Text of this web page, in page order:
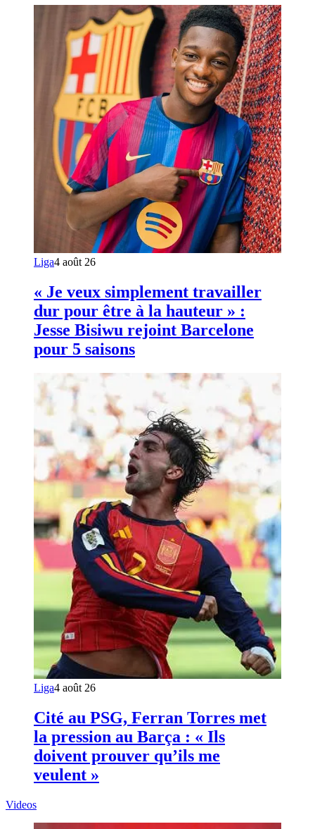
Liga4 août 26
« Je veux simplement travailler
dur pour être à la hauteur » :
Jesse Bisiwu rejoint Barcelone
pour 5 saisons
Liga4 août 26
Cité au PSG, Ferran Torres met
la pression au Barça : « Ils
doivent prouver qu’ils me
veulent »
Videos